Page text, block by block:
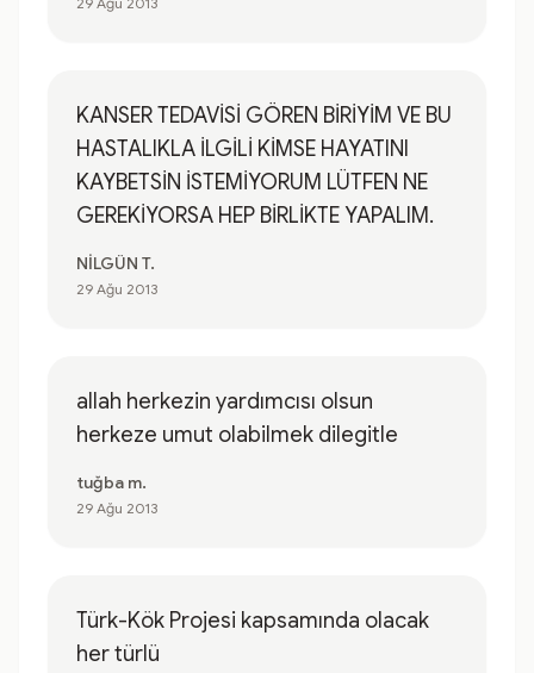
KANSER TEDAVİSİ GÖREN BİRİYİM VE BU
HASTALIKLA İLGİLİ KİMSE HAYATINI
KAYBETSİN İSTEMİYORUM LÜTFEN NE
GEREKİYORSA HEP BİRLİKTE YAPALIM.
NİLGÜN T.
29 Ağu 2013
allah herkezin yardımcısı olsun
herkeze umut olabilmek dilegitle
tuğba m.
29 Ağu 2013
Türk-Kök Projesi kapsamında olacak
her türlü